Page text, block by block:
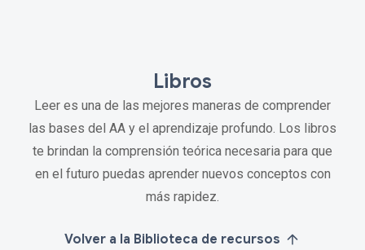
Libros
Leer es una de las mejores maneras de comprender
las bases del AA y el aprendizaje profundo. Los libros
te brindan la comprensión teórica necesaria para que
en el futuro puedas aprender nuevos conceptos con
más rapidez.
Volver a la Biblioteca de recursos